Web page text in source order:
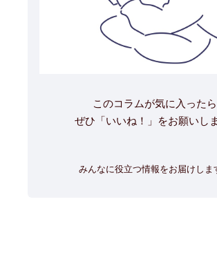
このコラムが気に入ったら
ぜひ「いいね！」をお願いし
みんなに役立つ情報をお届けしま